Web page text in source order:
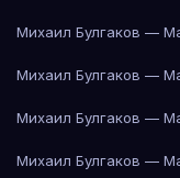
Михаил Булгаков —
Михаил Булгаков —
Михаил Булгаков —
Михаил Булгаков —